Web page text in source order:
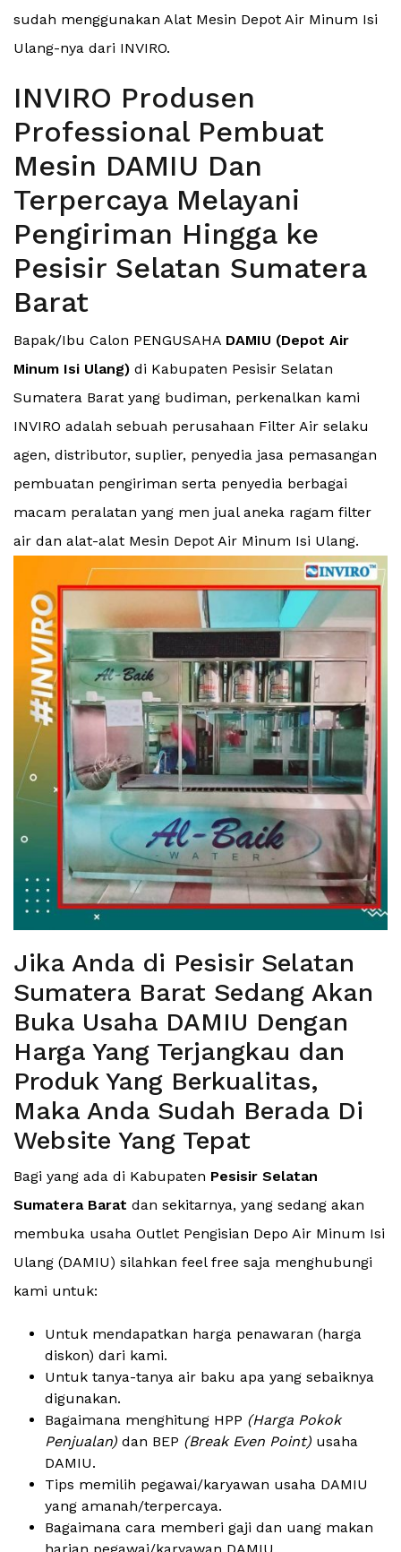
sudah menggunakan Alat Mesin Depot Air Minum Isi
Ulang-nya dari INVIRO.
INVIRO Produsen
Professional Pembuat
Mesin DAMIU Dan
Terpercaya Melayani
Pengiriman Hingga ke
Pesisir Selatan Sumatera
Barat
Bapak/Ibu Calon PENGUSAHA DAMIU (Depot Air
Minum Isi Ulang) di Kabupaten Pesisir Selatan
Sumatera Barat yang budiman, perkenalkan kami
INVIRO adalah sebuah perusahaan Filter Air selaku
agen, distributor, suplier, penyedia jasa pemasangan
pembuatan pengiriman serta penyedia berbagai
macam peralatan yang men jual aneka ragam filter
air dan alat-alat Mesin Depot Air Minum Isi Ulang.
Jika Anda di Pesisir Selatan
Sumatera Barat Sedang Akan
Buka Usaha DAMIU Dengan
Harga Yang Terjangkau dan
Produk Yang Berkualitas,
Maka Anda Sudah Berada Di
Website Yang Tepat
Bagi yang ada di Kabupaten Pesisir Selatan
Sumatera Barat dan sekitarnya, yang sedang akan
membuka usaha Outlet Pengisian Depo Air Minum Isi
Ulang (DAMIU) silahkan feel free saja menghubungi
kami untuk:
Untuk mendapatkan harga penawaran (harga
diskon) dari kami.
Untuk tanya-tanya air baku apa yang sebaiknya
digunakan.
Bagaimana menghitung HPP (Harga Pokok
Penjualan) dan BEP (Break Even Point) usaha
DAMIU.
Tips memilih pegawai/karyawan usaha DAMIU
yang amanah/terpercaya.
Bagaimana cara memberi gaji dan uang makan